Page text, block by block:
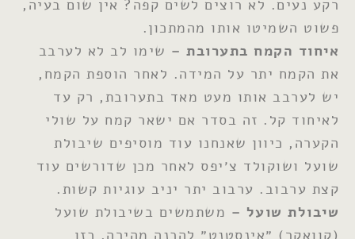
רקע נעים. לא רוצים לשים קפה? אין שום בעיה,
פשוט השמיטו אותו מהמתכון.
איחוד הקמח בתערובת–שימו לב לא לערבב
את הקמח יתר על המידה. לאחר הוספת הקמח,
יש לערבב אותו מעט מאד בתערובת, רק עד
לאיחוד קל. זה בסדר אם ישאר קמח על שולי
הקערה, כיוון שאנחנו עוד מוסיפים שיבולת
שועל ושוקולד צ׳יפס לאחר מכן שדורשים עוד
קצת ערבוב. ערבוב יתר יניב עוגיות קשות.
שיבולת שועל– משתמשים בשיבולת שועל
(קוואקר) ״אינסטנט״ להכנה מהירה, כזו